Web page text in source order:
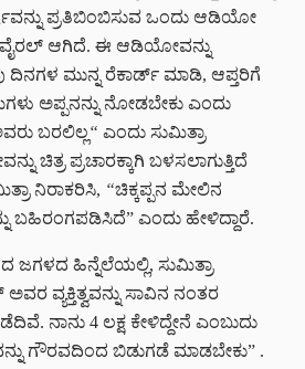
ಪ್ರತಿಬಿಂಬಿಸುವ ಒಂದು ಆಡಿಯೋ
ವೈರಲ್ ಆಗಿದೆ. ಈ ಆಡಿಯೋವನ್ನು
ದಿನಗಳ ಮುನ್ನ ರೆಕಾರ್ಡ್ ಮಾಡಿ, ಆಪ್ತರಿಗೆ
ಅಪ್ಪನನ್ನು ನೋಡಬೇಕು ಎಂದು
ಬರಲಿಲ್ಲ“ ಎಂದು ಸುಮಿತ್ರಾ
ಚಿತ್ರ ಪ್ರಚಾರಕ್ಕಾಗಿ ಬಳಸಲಾಗುತ್ತಿದೆ
ನಿರಾಕರಿಸಿ, “ಚಿಕ್ಕಪ್ಪನ ಮೇಲಿನ
ಬಹಿರಂಗಪಡಿಸಿದೆ” ಎಂದು ಹೇಳಿದ್ದಾರೆ.
ಹಿನ್ನೆಲೆಯಲ್ಲಿ, ಸುಮಿತ್ರಾ
ಅವರ ವ್ಯಕ್ತಿತ್ವವನ್ನು ಸಾವಿನ ನಂತರ
ನಾನು 4 ಲಕ್ಷ ಕೇಳಿದ್ದೇನೆ ಎಂಬುದು
ಗೌರವದಿಂದ ಬಿಡುಗಡೆ ಮಾಡಬೇಕು” .